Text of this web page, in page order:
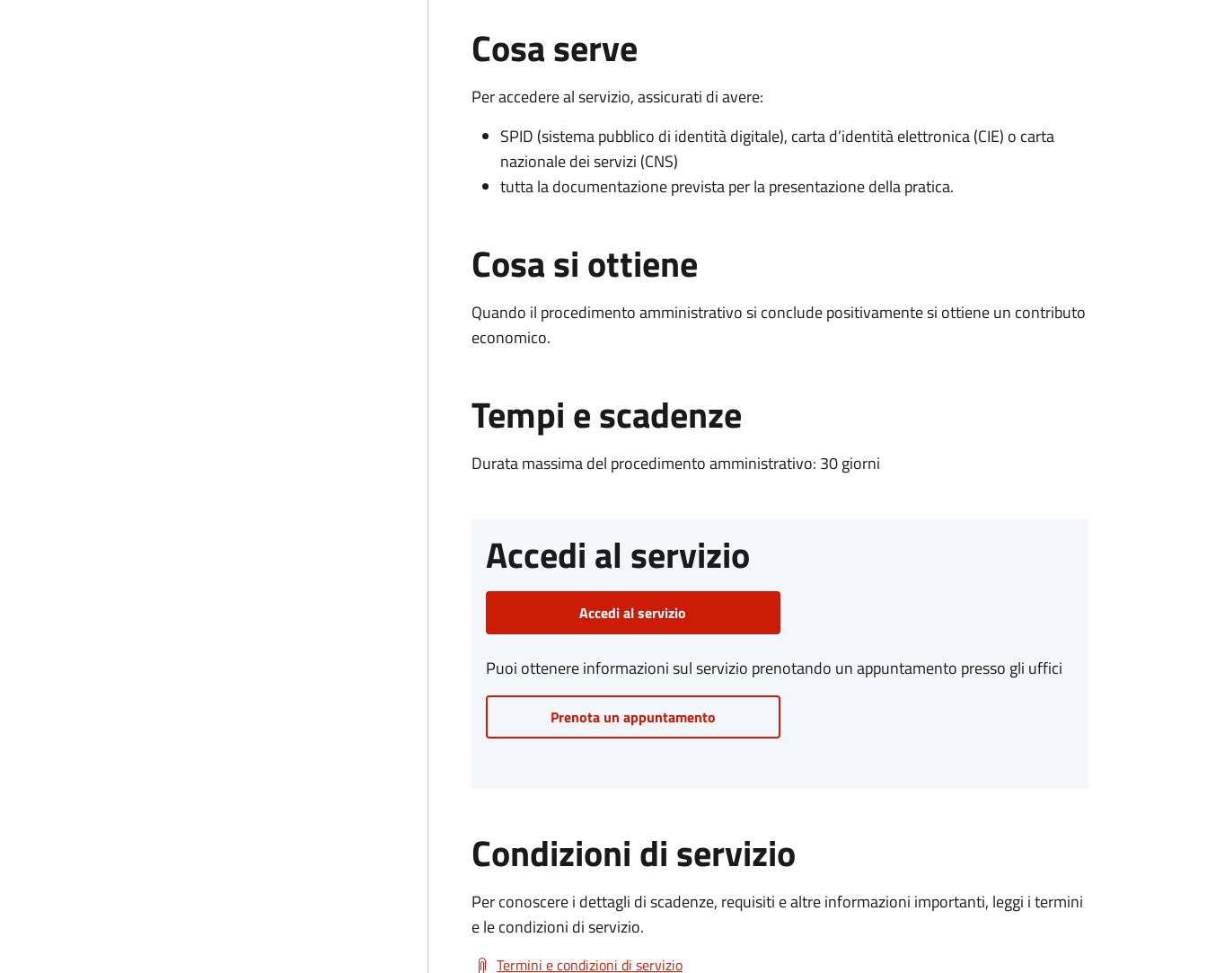
Cosa serve
Per accedere al servizio, assicurati di avere:
SPID (sistema pubblico di identità digitale), carta d’identità elettronica (CIE) o carta
nazionale dei servizi (CNS)
tutta la documentazione prevista per la presentazione della pratica.
Cosa si ottiene
Quando il procedimento amministrativo si conclude positivamente si ottiene un contributo
economico.
Tempi e scadenze
Durata massima del procedimento amministrativo: 30 giorni
Accedi al servizio
Accedi al servizio
Puoi ottenere informazioni sul servizio prenotando un appuntamento presso gli uffici
Prenota un appuntamento
Condizioni di servizio
Per conoscere i dettagli di scadenze, requisiti e altre informazioni importanti, leggi i termini
e le condizioni di servizio.
Termini e condizioni di servizio